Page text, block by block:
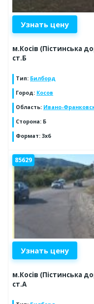
Узнать цену
м.Косів (Пістинська
ст.Б
Тип: Билборд
Город: Косов
Область: Ивано-
Сторона: Б
Формат: 3x6
85629
Узнать цену
м.Косів (Пістинська
ст.А